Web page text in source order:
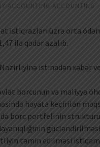
ACCOUNTING ACCOUNTING
istiqrazları üzrə orta
ilə qədər azalıb.
istinadən xəbər
borcunun və maliyyə
həyata keçirilən
borc portfelinin
təmin edilməsi